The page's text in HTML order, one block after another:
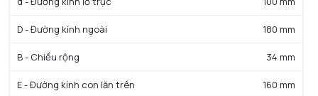
D - Đường kính ngoài 180 mm
B - Chiều rộng 34 mm
E - Đường kính con lăn trên 160 mm